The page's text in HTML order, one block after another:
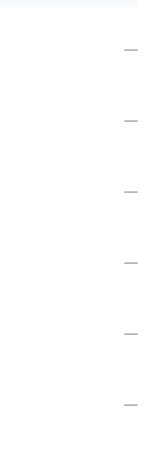
—
—
—
—
—
—